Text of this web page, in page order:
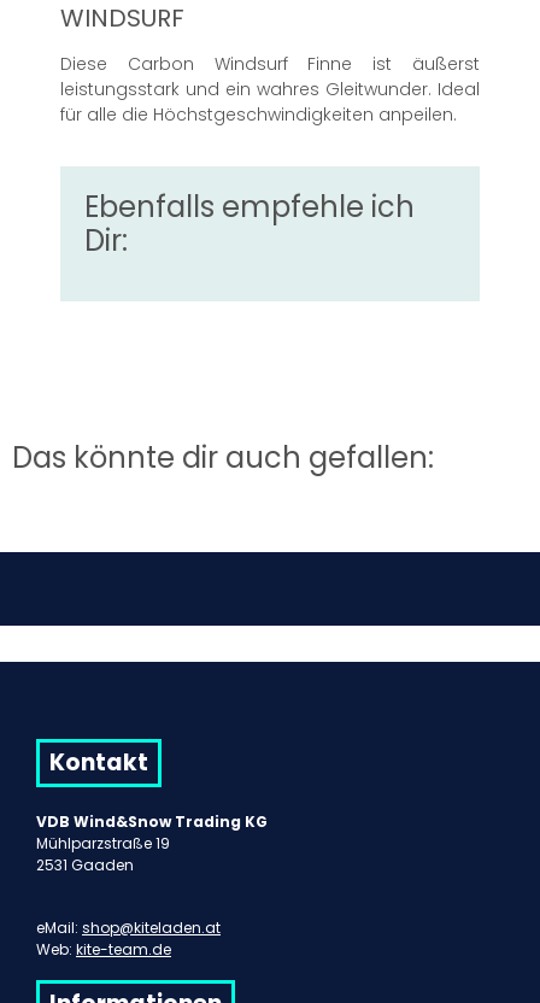
WINDSURF
Diese Carbon Windsurf Finne ist äußerst
leistungsstark und ein wahres Gleitwunder. Ideal
für alle die Höchstgeschwindigkeiten anpeilen.
Ebenfalls empfehle ich
Dir:
Das könnte dir auch gefallen:
Kontakt
VDB Wind&Snow Trading KG
Mühlparzstraße 19
2531 Gaaden
eMail: shop@kiteladen.at
Web: kite-team.de